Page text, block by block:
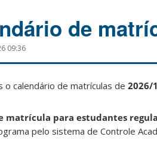
de
09:36
o calendário de matrículas de 2026/
matrícula para estudantes
pelo sistema de Controle